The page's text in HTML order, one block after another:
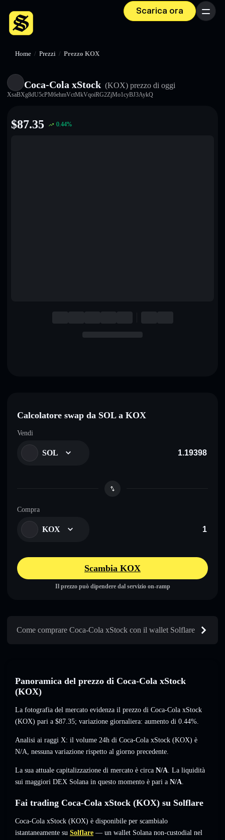
Scarica ora Menu
Home / Prezzi / Prezzo KOX
Coca-Cola xStock (KOX) prezzo di oggi
XsaBXg8dU5cPM6ehmVctMkVqoiRG2ZjMo1cyBJ3AykQ
$87.35 0.44%
Calcolatore swap da SOL a KOX
Vendi
SOL
Compra
KOX
Scambia KOX
Il prezzo può dipendere dal servizio on-ramp
Come comprare Coca-Cola xStock con il wallet Solflare
Panoramica del prezzo di Coca-Cola xStock
(KOX)
La fotografia del mercato evidenza il prezzo di Coca-Cola xStock
(KOX) pari a $87.35; variazione giornaliera: aumento di 0.44%.
Analisi ai raggi X: il volume 24h di Coca-Cola xStock (KOX) è
N/A, nessuna variazione rispetto al giorno precedente.
La sua attuale capitalizzazione di mercato è circa N/A. La liquidità
sui maggiori DEX Solana in questo momento è pari a N/A.
Fai trading Coca-Cola xStock (KOX) su Solflare
Coca-Cola xStock (KOX) è disponibile per scambialo
istantaneamente su Solflare — un wallet Solana non-custodial nel